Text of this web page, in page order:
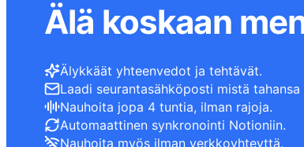
Älä koskaan
Älykkäät yhteenvedot ja tehtävät.
Laadi seurantasähköposti mistä
Nauhoita jopa 4 tuntia, ilman rajoja.
Automaattinen synkronointi Notioniin.
Nauhoita myös ilman verkkoyhteyttä.